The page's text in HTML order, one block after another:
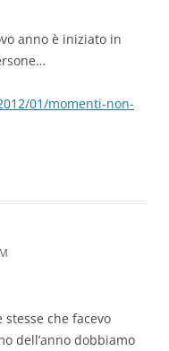
anno è iniziato in
01/momenti-non-
che facevo
dell’anno dobbiamo